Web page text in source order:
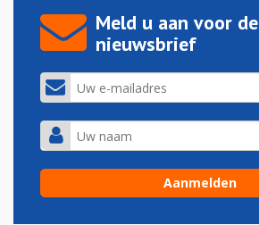
Meld u aan voor de
nieuwsbrief